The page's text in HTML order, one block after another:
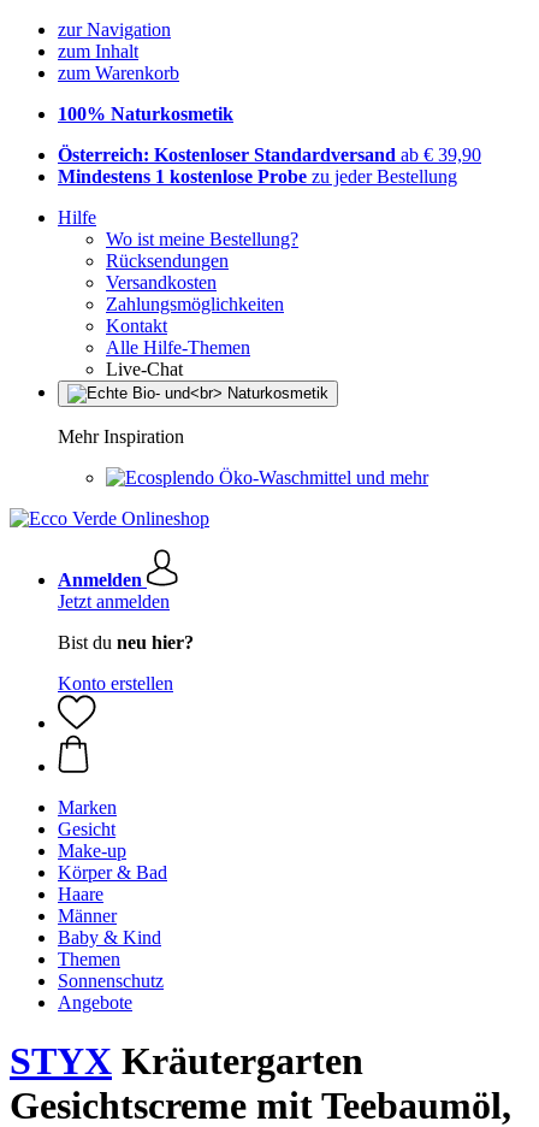
zur Navigation
zum Inhalt
zum Warenkorb
100% Naturkosmetik
Österreich: Kostenloser Standardversand ab € 39,90
Mindestens 1 kostenlose Probe zu jeder Bestellung
Hilfe
Wo ist meine Bestellung?
Rücksendungen
Versandkosten
Zahlungsmöglichkeiten
Kontakt
Alle Hilfe-Themen
Live-Chat
Mehr Inspiration
Öko-Waschmittel und mehr
Anmelden
Jetzt anmelden
Bist du neu hier?
Konto erstellen
Marken
Gesicht
Make-up
Körper & Bad
Haare
Männer
Baby & Kind
Themen
Sonnenschutz
Angebote
STYX Kräutergarten
Gesichtscreme mit Teebaumöl,